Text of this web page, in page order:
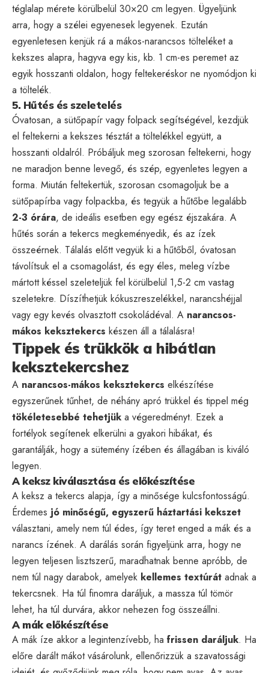
téglalap mérete körülbelül 30×20 cm legyen. Ügyeljünk
arra, hogy a szélei egyenesek legyenek. Ezután
egyenletesen kenjük rá a mákos-narancsos tölteléket a
kekszes alapra, hagyva egy kis, kb. 1 cm-es peremet az
egyik hosszanti oldalon, hogy feltekeréskor ne nyomódjon ki
a töltelék.
5. Hűtés és szeletelés
Óvatosan, a sütőpapír vagy folpack segítségével, kezdjük
el feltekerni a kekszes tésztát a töltelékkel együtt, a
hosszanti oldalról. Próbáljuk meg szorosan feltekerni, hogy
ne maradjon benne levegő, és szép, egyenletes legyen a
forma. Miután feltekertük, szorosan csomagoljuk be a
sütőpapírba vagy folpackba, és tegyük a hűtőbe legalább
2-3 órára, de ideális esetben egy egész éjszakára. A
hűtés során a tekercs megkeményedik, és az ízek
összeérnek. Tálalás előtt vegyük ki a hűtőből, óvatosan
távolítsuk el a csomagolást, és egy éles, meleg vízbe
mártott késsel szeleteljük fel körülbelül 1,5-2 cm vastag
szeletekre. Díszíthetjük kókuszreszelékkel, narancshéjjal
vagy egy kevés olvasztott csokoládéval. A narancsos-
mákos keksztekercs készen áll a tálalásra!
Tippek és trükkök a hibátlan
keksztekercshez
A narancsos-mákos keksztekercs elkészítése
egyszerűnek tűnhet, de néhány apró trükkel és tippel még
tökéletesebbé tehetjük a végeredményt. Ezek a
fortélyok segítenek elkerülni a gyakori hibákat, és
garantálják, hogy a sütemény ízében és állagában is kiváló
legyen.
A keksz kiválasztása és előkészítése
A keksz a tekercs alapja, így a minősége kulcsfontosságú.
Érdemes jó minőségű, egyszerű háztartási kekszet
választani, amely nem túl édes, így teret enged a mák és a
narancs ízének. A darálás során figyeljünk arra, hogy ne
legyen teljesen lisztszerű, maradhatnak benne apróbb, de
nem túl nagy darabok, amelyek kellemes textúrát adnak a
tekercsnek. Ha túl finomra daráljuk, a massza túl tömör
lehet, ha túl durvára, akkor nehezen fog összeállni.
A mák előkészítése
A mák íze akkor a legintenzívebb, ha frissen daráljuk. Ha
előre darált mákot vásárolunk, ellenőrizzük a szavatossági